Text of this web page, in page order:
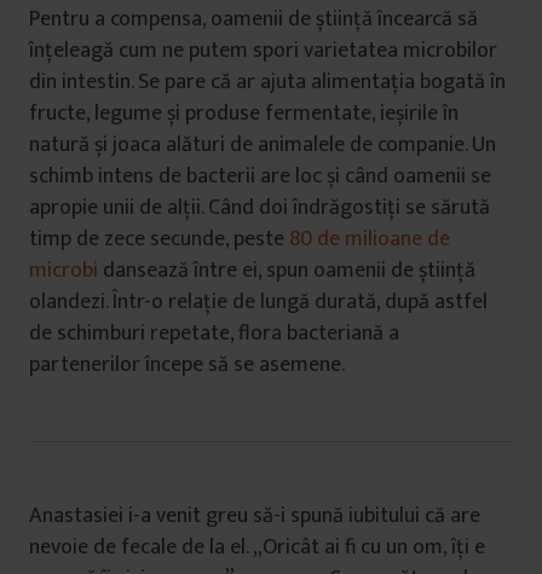
Pentru a compensa, oamenii de știință încearcă să
înțeleagă cum ne putem spori varietatea microbilor
din intestin. Se pare că ar ajuta alimentația bogată în
fructe, legume și produse fermentate, ieșirile în
natură și joaca alături de animalele de companie. Un
schimb intens de bacterii are loc și când oamenii se
apropie unii de alții. Când doi îndrăgostiți se sărută
timp de zece secunde, peste 80 de milioane de
microbi dansează între ei, spun oamenii de știință
olandezi. Într-o relație de lungă durată, după astfel
de schimburi repetate, flora bacteriană a
partenerilor începe să se asemene.
Anastasiei i-a venit greu să-i spună iubitului că are
nevoie de fecale de la el. „Oricât ai fi cu un om, îți e